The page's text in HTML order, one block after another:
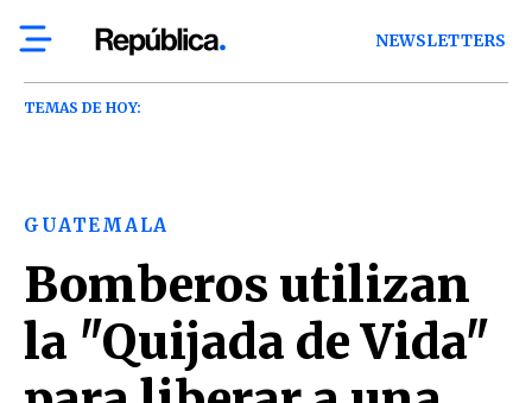
NEWSLETTERS
TEMAS DE HOY:
GUATEMALA
Bomberos utilizan
la "Quijada de Vida"